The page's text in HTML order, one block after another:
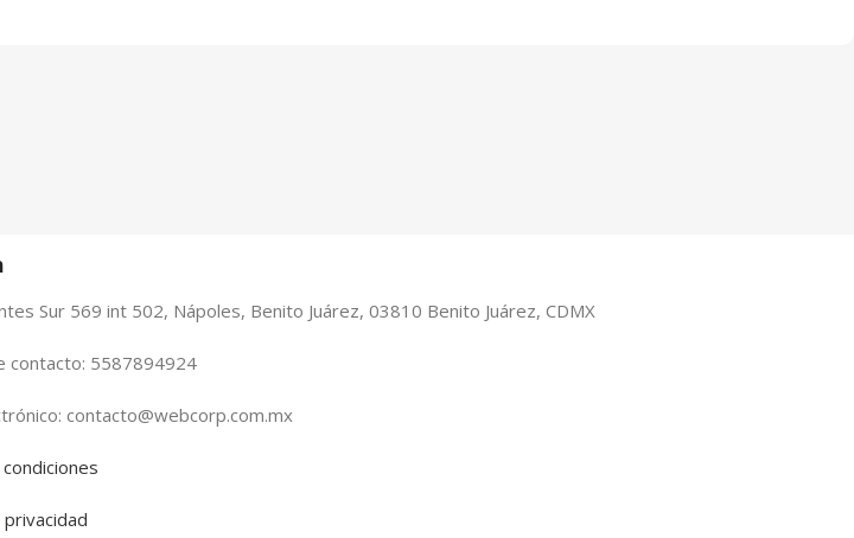
Sur 569 int 502, Nápoles, Benito Juárez, 03810 Benito Juárez, CDMX
contacto: 5587894924
contacto@webcorp.com.mx